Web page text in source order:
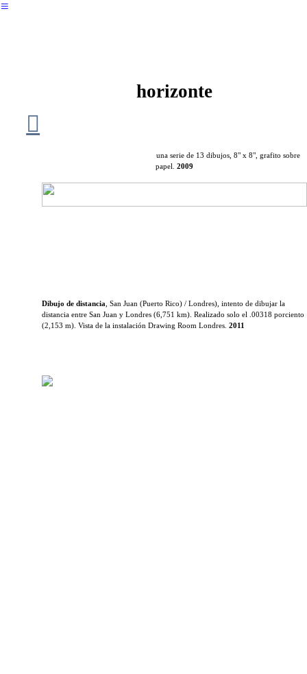
︎
︎︎︎
horizonte
una serie de 13 dibujos, 8" x 8", grafito sobre
papel.2009
Dibujo de distancia , San Juan (Puerto Rico) / Londres), intento de dibujar la
distancia entre San Juan y Londres (6,751 km). Realizado solo el .00318 porciento
(2,153 m). Vista de la instalación Drawing Room Londres.2011